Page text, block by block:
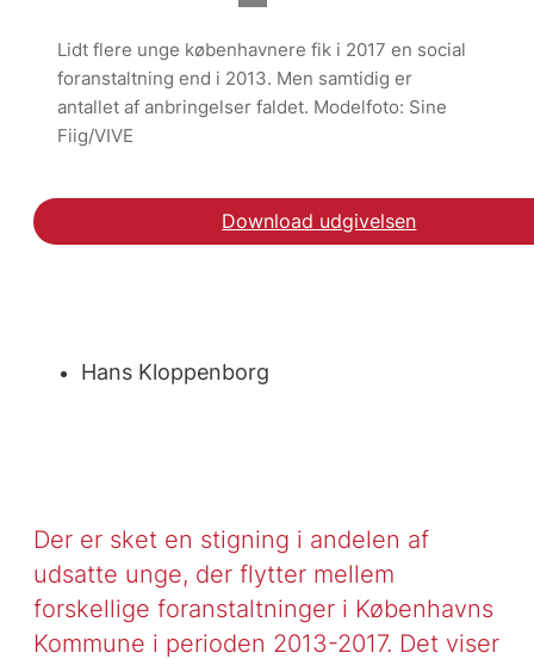
Lidt flere unge københavnere fik i 2017 en social
foranstaltning end i 2013. Men samtidig er
antallet af anbringelser faldet. Modelfoto: Sine
Fiig/VIVE
Download udgivelsen
Hent notatet
Hans Kloppenborg
Der er sket en stigning i andelen af
udsatte unge, der flytter mellem
forskellige foranstaltninger i Københavns
Kommune i perioden 2013-2017. Det viser